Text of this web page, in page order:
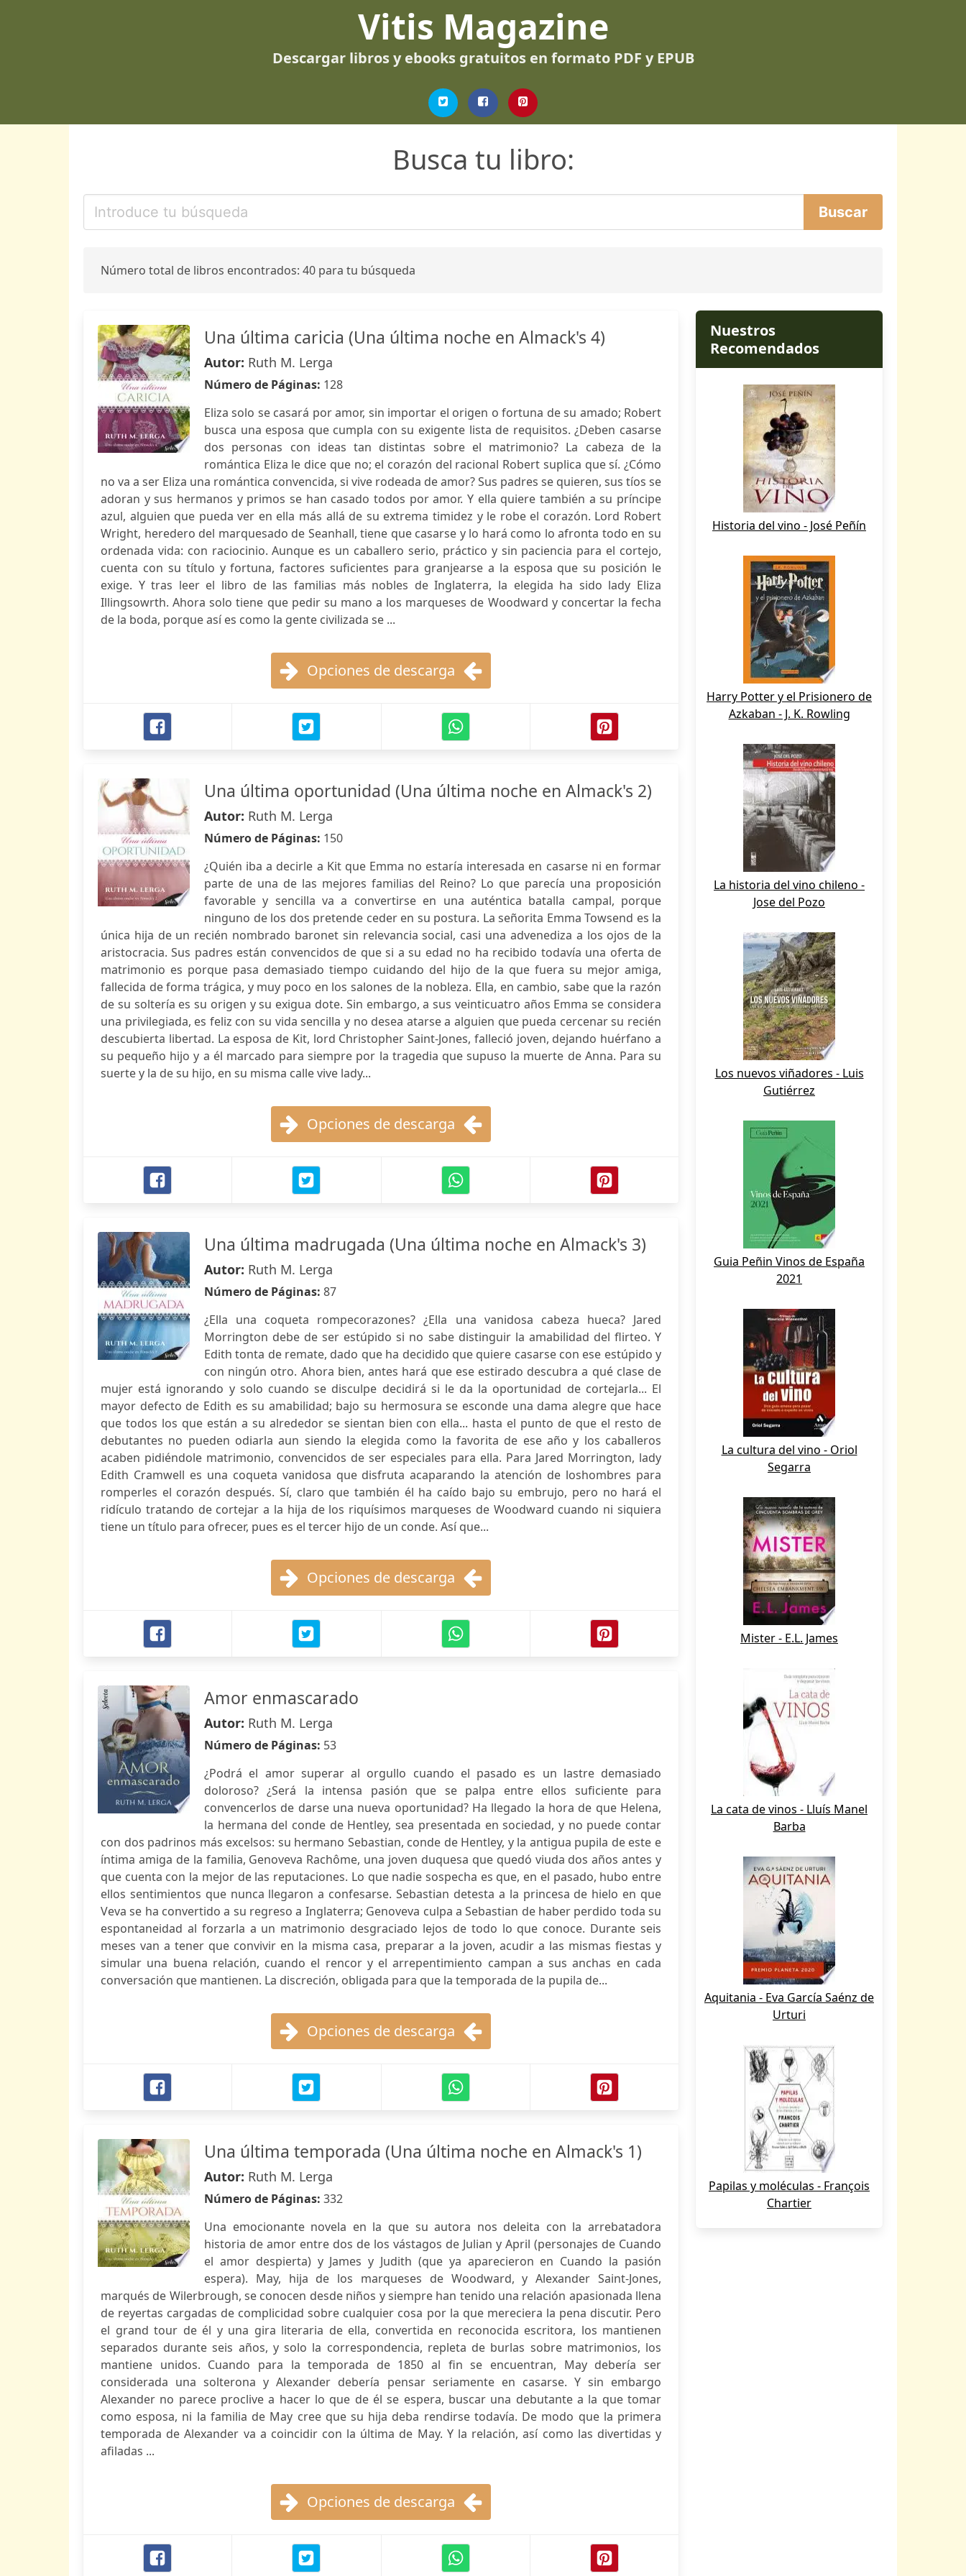
Vitis Magazine
Descargar libros y ebooks gratuitos en formato PDF y EPUB
Busca tu libro:
Número total de libros encontrados: 40 para tu búsqueda
Una última caricia (Una última noche en Almack's 4)
Autor: Ruth M. Lerga
Número de Páginas: 128
Eliza solo se casará por amor, sin importar el origen o fortuna de su amado; Robert
busca una esposa que cumpla con su exigente lista de requisitos. ¿Deben casarse
dos personas con ideas tan distintas sobre el matrimonio? La cabeza de la
romántica Eliza le dice que no; el corazón del racional Robert suplica que sí. ¿Cómo
no va a ser Eliza una romántica convencida, si vive rodeada de amor? Sus padres se quieren, sus tíos se
adoran y sus hermanos y primos se han casado todos por amor. Y ella quiere también a su príncipe
azul, alguien que pueda ver en ella más allá de su extrema timidez y le robe el corazón. Lord Robert
Wright, heredero del marquesado de Seanhall, tiene que casarse y lo hará como lo afronta todo en su
ordenada vida: con raciocinio. Aunque es un caballero serio, práctico y sin paciencia para el cortejo,
cuenta con su título y fortuna, factores suficientes para granjearse a la esposa que su posición le
exige. Y tras leer el libro de las familias más nobles de Inglaterra, la elegida ha sido lady Eliza
Illingsowrth. Ahora solo tiene que pedir su mano a los marqueses de Woodward y concertar la fecha
de la boda, porque así es como la gente civilizada se ...
Opciones de descarga
Una última oportunidad (Una última noche en Almack's 2)
Autor: Ruth M. Lerga
Número de Páginas: 150
¿Quién iba a decirle a Kit que Emma no estaría interesada en casarse ni en formar
parte de una de las mejores familias del Reino? Lo que parecía una proposición
favorable y sencilla va a convertirse en una auténtica batalla campal, porque
ninguno de los dos pretende ceder en su postura. La señorita Emma Towsend es la
única hija de un recién nombrado baronet sin relevancia social, casi una advenediza a los ojos de la
aristocracia. Sus padres están convencidos de que si a su edad no ha recibido todavía una oferta de
matrimonio es porque pasa demasiado tiempo cuidando del hijo de la que fuera su mejor amiga,
fallecida de forma trágica, y muy poco en los salones de la nobleza. Ella, en cambio, sabe que la razón
de su soltería es su origen y su exigua dote. Sin embargo, a sus veinticuatro años Emma se considera
una privilegiada, es feliz con su vida sencilla y no desea atarse a alguien que pueda cercenar su recién
descubierta libertad. La esposa de Kit, lord Christopher Saint-Jones, falleció joven, dejando huérfano a
su pequeño hijo y a él marcado para siempre por la tragedia que supuso la muerte de Anna. Para su
suerte y la de su hijo, en su misma calle vive lady...
Opciones de descarga
Una última madrugada (Una última noche en Almack's 3)
Autor: Ruth M. Lerga
Número de Páginas: 87
¿Ella una coqueta rompecorazones? ¿Ella una vanidosa cabeza hueca? Jared
Morrington debe de ser estúpido si no sabe distinguir la amabilidad del flirteo. Y
Edith tonta de remate, dado que ha decidido que quiere casarse con ese estúpido y
con ningún otro. Ahora bien, antes hará que ese estirado descubra a qué clase de
mujer está ignorando y solo cuando se disculpe decidirá si le da la oportunidad de cortejarla... El
mayor defecto de Edith es su amabilidad; bajo su hermosura se esconde una dama alegre que hace
que todos los que están a su alrededor se sientan bien con ella... hasta el punto de que el resto de
debutantes no pueden odiarla aun siendo la elegida como la favorita de ese año y los caballeros
acaben pidiéndole matrimonio, convencidos de ser especiales para ella. Para Jared Morrington, lady
Edith Cramwell es una coqueta vanidosa que disfruta acaparando la atención de loshombres para
romperles el corazón después. Sí, claro que también él ha caído bajo su embrujo, pero no hará el
ridículo tratando de cortejar a la hija de los riquísimos marqueses de Woodward cuando ni siquiera
tiene un título para ofrecer, pues es el tercer hijo de un conde. Así que...
Opciones de descarga
Amor enmascarado
Autor: Ruth M. Lerga
Número de Páginas: 53
¿Podrá el amor superar al orgullo cuando el pasado es un lastre demasiado
doloroso? ¿Será la intensa pasión que se palpa entre ellos suficiente para
convencerlos de darse una nueva oportunidad? Ha llegado la hora de que Helena,
la hermana del conde de Hentley, sea presentada en sociedad, y no puede contar
con dos padrinos más excelsos: su hermano Sebastian, conde de Hentley, y la antigua pupila de este e
íntima amiga de la familia, Genoveva Rachôme, una joven duquesa que quedó viuda dos años antes y
que cuenta con la mejor de las reputaciones. Lo que nadie sospecha es que, en el pasado, hubo entre
ellos sentimientos que nunca llegaron a confesarse. Sebastian detesta a la princesa de hielo en que
Veva se ha convertido a su regreso a Inglaterra; Genoveva culpa a Sebastian de haber perdido toda su
espontaneidad al forzarla a un matrimonio desgraciado lejos de todo lo que conoce. Durante seis
meses van a tener que convivir en la misma casa, preparar a la joven, acudir a las mismas fiestas y
simular una buena relación, cuando el rencor y el arrepentimiento campan a sus anchas en cada
conversación que mantienen. La discreción, obligada para que la temporada de la pupila de...
Opciones de descarga
Una última temporada (Una última noche en Almack's 1)
Autor: Ruth M. Lerga
Número de Páginas: 332
Una emocionante novela en la que su autora nos deleita con la arrebatadora
historia de amor entre dos de los vástagos de Julian y April (personajes de Cuando
el amor despierta) y James y Judith (que ya aparecieron en Cuando la pasión
espera). May, hija de los marqueses de Woodward, y Alexander Saint-Jones,
marqués de Wilerbrough, se conocen desde niños y siempre han tenido una relación apasionada llena
de reyertas cargadas de complicidad sobre cualquier cosa por la que mereciera la pena discutir. Pero
el grand tour de él y una gira literaria de ella, convertida en reconocida escritora, los mantienen
separados durante seis años, y solo la correspondencia, repleta de burlas sobre matrimonios, los
mantiene unidos. Cuando para la temporada de 1850 al fin se encuentran, May debería ser
considerada una solterona y Alexander debería pensar seriamente en casarse. Y sin embargo
Alexander no parece proclive a hacer lo que de él se espera, buscar una debutante a la que tomar
como esposa, ni la familia de May cree que su hija deba rendirse todavía. De modo que la primera
temporada de Alexander va a coincidir con la última de May. Y la relación, así como las divertidas y
afiladas ...
Opciones de descarga
Nuestros
Recomendados
Historia del vino - José Peñín
Harry Potter y el Prisionero de
Azkaban - J. K. Rowling
La historia del vino chileno -
Jose del Pozo
Los nuevos viñadores - Luis
Gutiérrez
Guia Peñin Vinos de España
2021
La cultura del vino - Oriol
Segarra
Mister - E.L. James
La cata de vinos - Lluís Manel
Barba
Aquitania - Eva García Saénz de
Urturi
Papilas y moléculas - François
Chartier